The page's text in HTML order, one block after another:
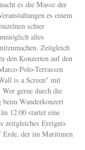
es die Masse der
es einem
schier
alles
Zeitgleich
den Konzerten auf den
Polo-Terrassen
is a Screen" mit
gerne durch die
Wanderkonzert
12:00 startet eine
zeitgleiches Ereignis
Erde, der im Maritimen